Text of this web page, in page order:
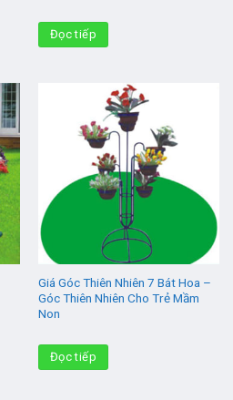
Đọc tiếp
Giá Góc Thiên Nhiên 7 Bát Hoa –
Góc Thiên Nhiên Cho Trẻ Mầm
Non
Đọc tiếp